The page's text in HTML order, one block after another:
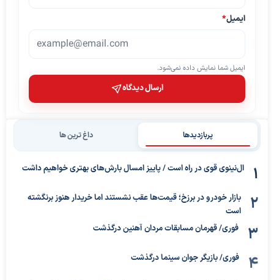
ایمیل*
ایمیل شما نمایش داده نمی‌شود.
ارسال دیدگاه
پربازدیدها داغ ترین ها
ال‌نینوی قوی در راه است / پاییز امسال بارش‌های بهتری خواهیم داشت
بازار خودرو در برزخ؛ قیمت‌ها عقب نشستند اما خریدار هنوز برنگشته
است
فوری/ قهرمان مسابقات مردان آهنین درگذشت
فوری/ بازیگر جوان سینما درگذشت